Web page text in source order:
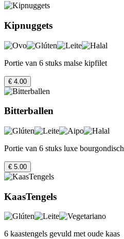
Kipnuggets
Portie van 6 stuks malse kipfilet
€ 4.00
Bitterballen
Portie van 6 stuks luxe
€ 5.00
KaasTengels
6 kaastengels gevuld met oude kaas